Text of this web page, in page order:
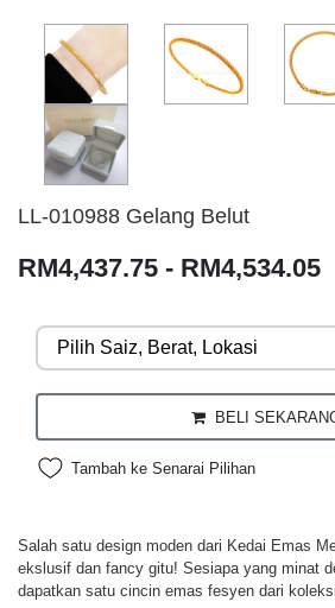
LL-010988 Gelang Belut
RM4,437.75 - RM4,534.05
BELI
Tambah ke Senarai Pilihan
Salah satu design moden dari Kedai Emas
ekslusif dan fancy gitu! Sesiapa yang minat
dapatkan satu cincin emas fesyen dari